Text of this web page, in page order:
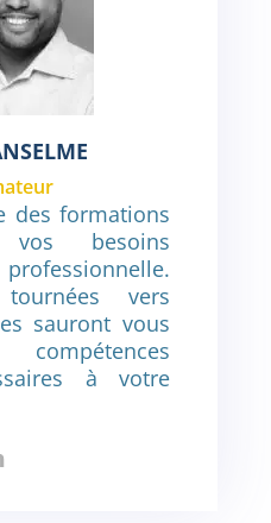
des formations
besoins
vers
sauront vous
à votre